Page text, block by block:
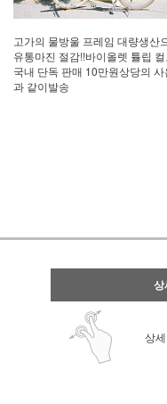
고가의 물방울 프레임 대량생산
유통마진 절감!!바이올렛 튤립 컬
국내 단독 판매 10만원상당의 사
과 같이발송
상
상